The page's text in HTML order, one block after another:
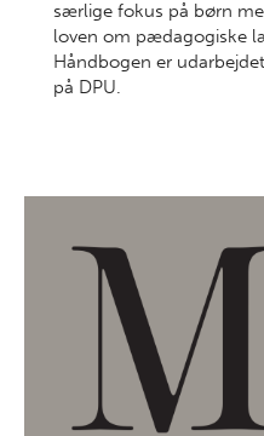
særlige fokus på børn
loven om pædagogiske
Håndbogen er
på DPU.